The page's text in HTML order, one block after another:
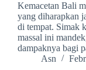
Kemacetan Bali
yang diharapkan
di tempat. Simak
massal ini
dampaknya bagi
Asn